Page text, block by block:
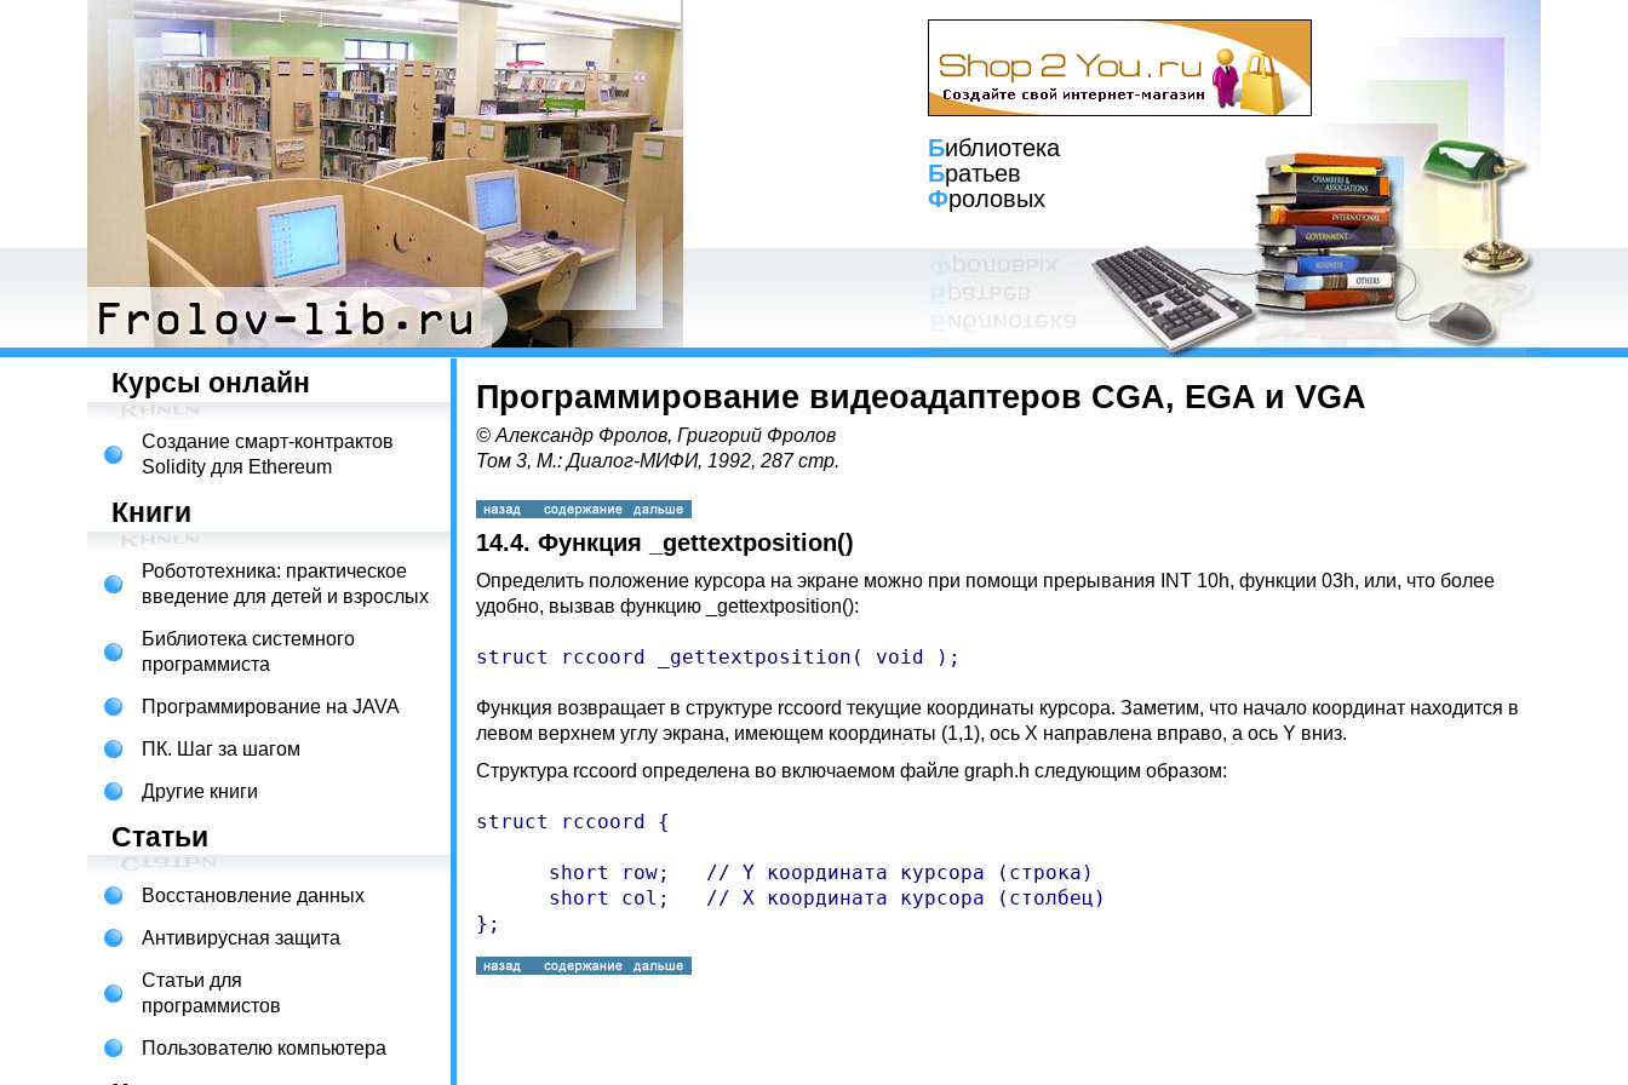
Библиотека
Братьев
Фроловых
Курсы онлайн
Создание смарт-контрактов
Solidity для Ethereum
Книги
Робототехника: практическое
введение для детей и взрослых
Библиотека системного
программиста
Программирование на JAVA
ПК. Шаг за шагом
Другие книги
Статьи
Восстановление данных
Антивирусная защита
Статьи для
программистов
Пользователю компьютера
Программирование видеоадаптеров CGA, EGA и VGA
© Александр Фролов, Григорий Фролов
Том 3, М.: Диалог-МИФИ, 1992, 287 стр.
14.4. Функция _gettextposition()
Определить положение курсора на экране можно при помощи прерывания INT 10h, функции 03h, или, что более
удобно, вызвав функцию _gettextposition():
struct rccoord _gettextposition( void );
Функция возвращает в структуре rccoord текущие координаты курсора. Заметим, что начало координат находится в
левом верхнем углу экрана, имеющем координаты (1,1), ось X направлена вправо, а ось Y вниз.
Структура rccoord определена во включаемом файле graph.h следующим образом:
struct rccoord {
      short row;   // Y координата курсора (строка)
      short col;   // X координата курсора (столбец)
};